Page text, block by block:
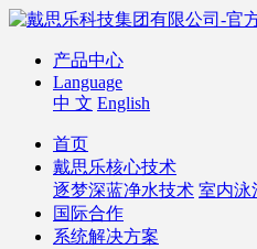
产品中心
Language
中 文 English
首页
戴思乐核心技术
逐梦深蓝净水技术 室内泳
国际合作
系统解决方案